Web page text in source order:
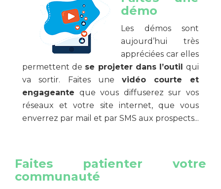
démo
Les démos sont
aujourd’hui très
appréciées car elles
permettent de se projeter dans l’outilqui
va sortir. Faites unevidéo
courte et
engageante que vous diffuserez sur vos
réseaux et votre site internet, que vous
enverrez par mail et par SMS aux prospects...
Faites patienter votre
communauté